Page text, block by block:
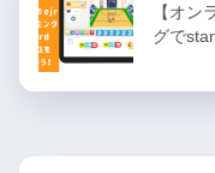
【オン
グで